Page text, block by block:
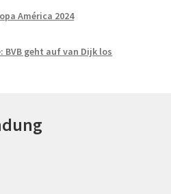
América 2024
BVB geht auf van Dijk los